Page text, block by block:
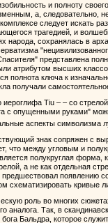
и полноту
а, следовательно,
следует искать
трагедией, и
народа, сохранялась в
представлена
атрибутом высших
полнота ключа к
получали
иероглифа Tiu – – со
с опущенными руками"
аспекты символизма
знак сопряжен с
что между угловым и
полукруглая форма,
а не как отдельная
появлению
схематизировать кривые
роль во многих
аналога. Так, в
Бальдра, которое